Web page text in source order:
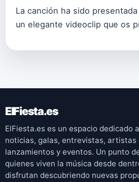
La canción ha sido
un elegante videoclip que os
ElFiesta.es
ElFiesta.es es un espacio dedicado
noticias, galas, entrevistas, artistas
lanzamientos y eventos. Un punto
quienes viven la música desde
disfrutan descubriendo nuevas